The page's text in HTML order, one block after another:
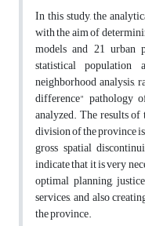
In this study, the
with the aim of
models and 21 urban
statistical population
neighborhood analysis,
difference" pathology
analyzed. The results
division of the province
gross spatial
indicate that it is very
optimal planning,
services, and also
the province.